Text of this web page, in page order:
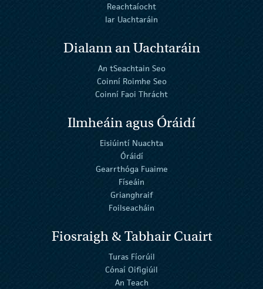
Reachtaíocht
Iar Uachtaráin
Dialann an Uachtaráin
An tSeachtain Seo
Coinní Roimhe Seo
Coinní Faoi Thrácht
Ilmheáin agus Óráidí
Eisiúintí Nuachta
Óráidí
Gearrthóga Fuaime
Físeáin
Grianghraif
Foilseacháin
Fiosraigh & Tabhair Cuairt
Turas Fíorúil
Cónaí Oifigiúil
An Teach